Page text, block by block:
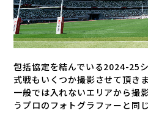
包括協定を結んでいる2024-25
式戦もいくつか撮影させて頂き
一般では入れないエリアから撮
うプロのフォトグラファーと同